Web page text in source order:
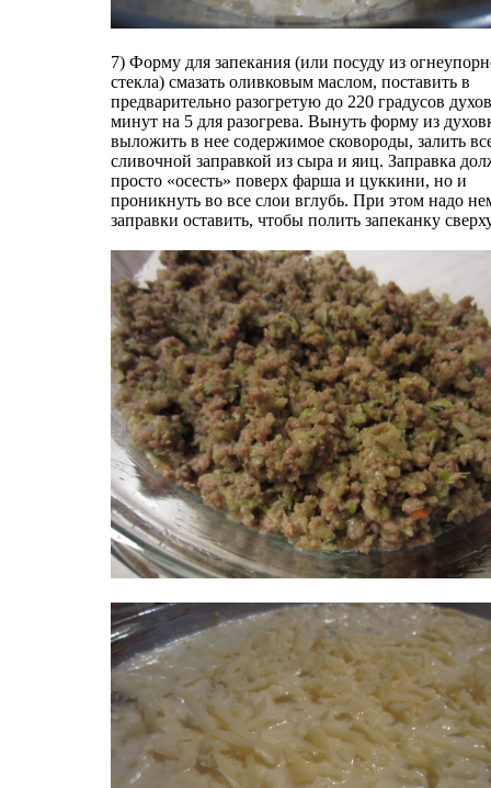
7) Форму для запекания (или посуду из
стекла) смазать оливковым маслом, поставить в
предварительно разогретую до 220 градусов
минут на 5 для разогрева. Вынуть форму из
выложить в нее содержимое сковороды, залить
сливочной заправкой из сыра и яиц. Заправка
просто «осесть» поверх фарша и цуккини, но и
проникнуть во все слои вглубь. При этом надо
заправки оставить, чтобы полить запеканку